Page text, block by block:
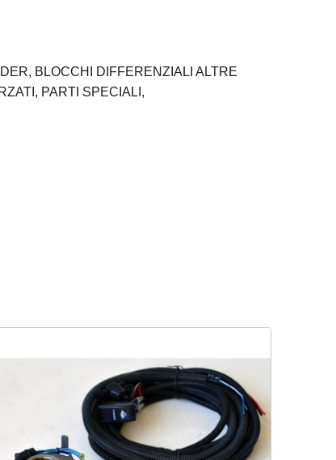
BLOCCHI DIFFERENZIALI ALTRE
PARTI SPECIALI,